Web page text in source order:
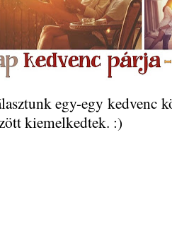
egy-egy kedvenc
kiemelkedtek. :)